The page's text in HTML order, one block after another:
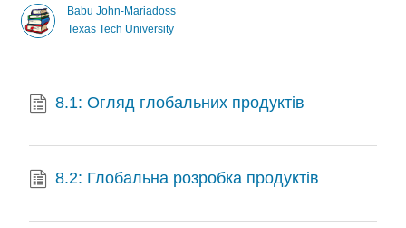
Babu John-Mariadoss
Texas Tech University
8.1: Огляд глобальних продуктів
8.2: Глобальна розробка продуктів